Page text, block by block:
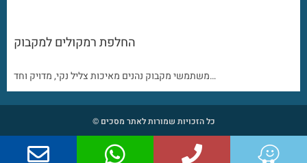
החלפת רמקולים למקבוק
משתמשי מקבוק נהנים מאיכות צליל נקי, מדויק וחד…
כל הזכויות שמורות לאתר מסכים ©